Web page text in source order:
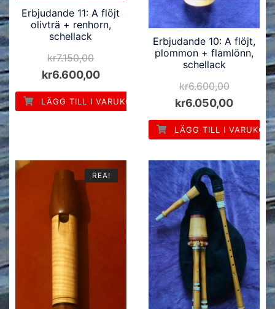
Erbjudande 11: A flöjt
olivträ + renhorn,
schellack
kr7.150,00
kr6.600,00
LÄGG TILL I VARUKORG
Erbjudande 10: A flöjt,
plommon + flamlönn,
schellack
kr6.600,00
kr6.050,00
LÄGG TILL I
REA!